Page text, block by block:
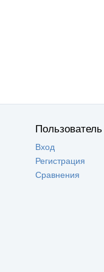
Пользователь
Вход
Регистрация
Сравнения